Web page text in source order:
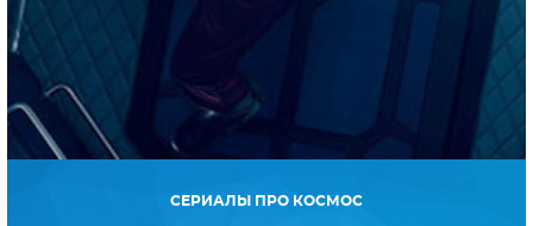
СЕРИАЛЫ ПРО КОСМОС